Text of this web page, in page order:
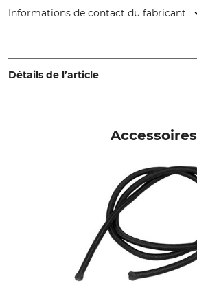
Informations de contact du fabricant
www.dl-forstservice.de
Détails de l’article
Accessoires